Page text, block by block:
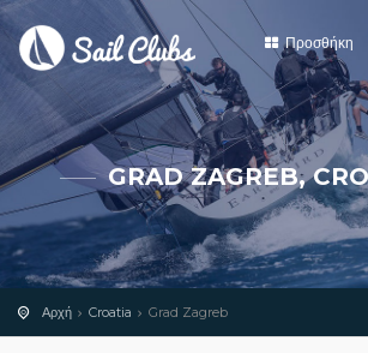
Προσθήκη
GRAD ZAGREB,
Αρχή Croatia Grad Zagreb